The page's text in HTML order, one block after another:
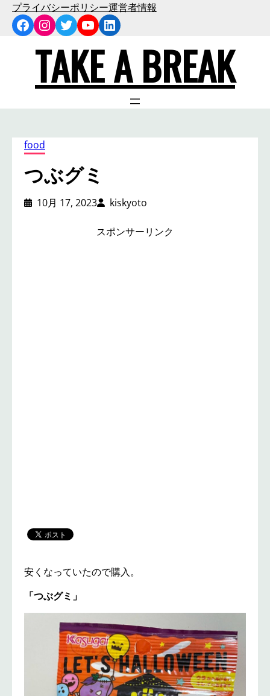
プライバシーポリシー運営者情報
Facebook
Instagram
Twitter
YouTube
LinkedIn
TAKE A BREAK
food
つぶグミ
10月 17, 2023 kiskyoto
スポンサーリンク
安くなっていたので購入。
「つぶグミ」